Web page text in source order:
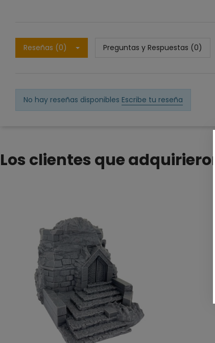
Reseñas (0) Preguntas y Respuestas (0)
No hay reseñas disponibles Escribe tu reseña
Los clientes que